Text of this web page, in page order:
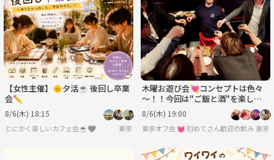
日
8/30
月
8/31
火
9/1 9/2
木
9/3
金
9/4
【女性主催】🌞夕活☕ 後回し卒業
会✏️
8/6(木) 18:15
とにかく楽しいカフェ会☕️🩶 東京
木曜お遊び会💘コンセプトは色々
～！！今回は"ご飯と酒"を楽しむ
👄大人になっても遊びたい⭐平日
飲み会♪
8/6(木) 19:00
東京オフ会 💓 初めてさん歓迎の飲み会で
東京